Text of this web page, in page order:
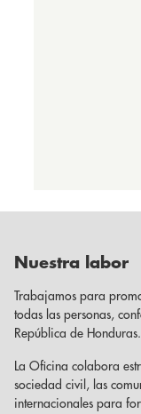
Nuestra labor
Trabajamos para
todas las personas,
República de Honduras.
La Oficina colabora
sociedad civil, las
internacionales para